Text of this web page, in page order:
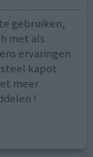
gebruiken,
met als
ervaringen
kapot
meer
!